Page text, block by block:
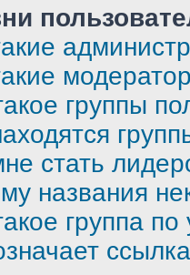
группы
стать
названия
группа